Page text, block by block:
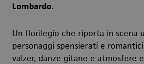
Lombardo.
Un florilegio che riporta in scena
personaggi spensierati e
valzer, danze gitane e atmosfere